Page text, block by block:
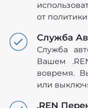
от
Служба
Служба
Вашем
вовремя.
или
.REN